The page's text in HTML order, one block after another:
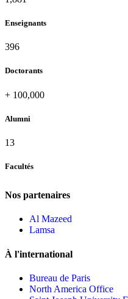
Enseignants
432
Doctorants
+ 100,000
Alumni
13
Facultés
Nos partenaires
Al Mazeed
Lamsa
À l'international
Bureau de Paris
North America Office